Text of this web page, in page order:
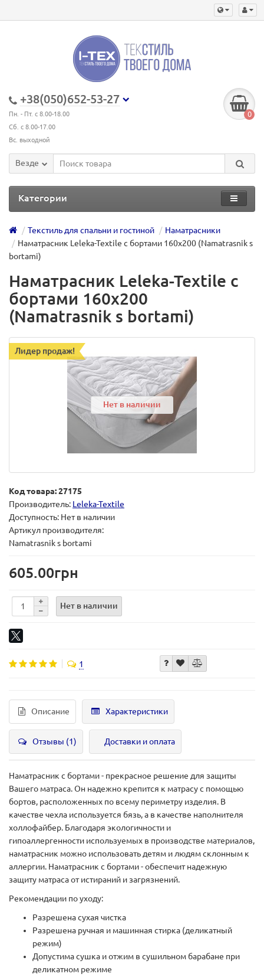
+38(050)652-53-27
Пн. - Пт. с 8.00-18.00
Сб. с 8.00-17.00
Вс. выходной
0
Везде
Категории
Текстиль для спальни и гостиной
Наматрасники
Наматрасник Leleka-Textile с бортами 160х200 (Namatrasnik s
bortami)
Наматрасник Leleka-Textile с
бортами 160х200
(Namatrasnik s bortami)
Лидер продаж!
Нет в наличии
Код товара: 27175
Производитель: Leleka-Textile
Доступность: Нет в наличии
Артикул производителя:
Namatrasnik s bortami
605.00грн
Нет в наличии
1
Описание Характеристики
Отзывы (1) Доставки и оплата
Наматрасник с бортами - прекрасное решение для защиты
Вашего матраса. Он надежно крепится к матрасу с помощью
бортов, расположенных по всему периметру изделия. В
качестве чехла используется бязь, а в качестве наполнителя
холлофайбер. Благодаря экологичности и
гипоаллергенности используемых в производстве материалов,
наматрасник можно использовать детям и людям склонным к
аллергии. Наматрасник с бортами - обеспечит надежную
защиту матраса от истираний и загрязнений.
Рекомендации по уходу:
Разрешена сухая чистка
Разрешена ручная и машинная стирка (деликатный
режим)
Допустима сушка и отжим в сушильном барабане при
деликатном режиме